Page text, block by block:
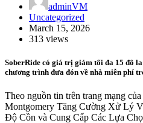
adminVM
Uncategorized
March 15, 2026
313 views
SoberRide có giá trị giảm tối đa 15 đô
chương trình đưa đón về nhà miễn phí
Theo nguồn tin trên trang mạng
Montgomery Tăng Cường Xử Lý
Độ Cồn và Cung Cấp Các Lựa